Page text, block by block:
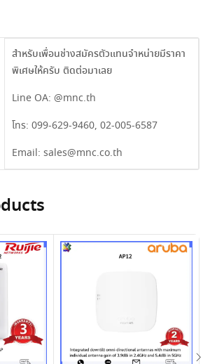
สำหรับเพื่อนช่างสมัครตัวแทนจำหน่ายมีราคา
พิเศษให้ครับ ติดต่อมาเลย
Line OA: @mnc.th
โทร: 099-629-9460, 02-005-6587
Email: sales@mnc.co.th